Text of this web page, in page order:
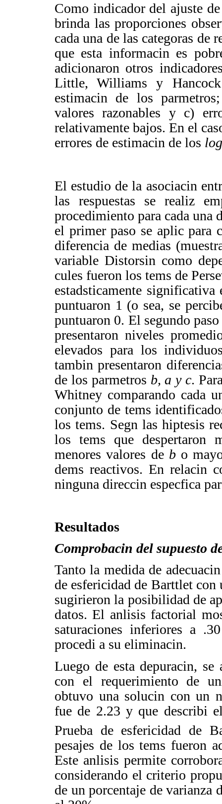
Como indicador del ajuste
brinda las proporciones
cada una de las categoras de
que esta informacin es
adicionaron otros
Little, Williams y
estimacin de los
valores razonables y c)
relativamente bajos. En el
errores de estimacin de los
El estudio de la asociacin
las respuestas se realiz
procedimiento para cada una
el primer paso se aplic para
diferencia de medias
variable Distorsin como
cules fueron los tems de
estadsticamente
puntuaron 1 (o sea, se
puntuaron 0. El segundo
presentaron niveles
elevados para los
tambin presentaron
de los parmetros b, a y c.
Whitney comparando cada
conjunto de tems
los tems. Segn las hiptesis
los tems que despertaron
menores valores de bo
dems reactivos. En relacin
ninguna direccin especfica
Resultados
Comprobacin del supuesto
Tanto la medida de
de esfericidad de Barttletcon
sugirieron la posibilidad de
datos. El anlisis factorial
saturaciones inferiores a
procedi a su eliminacin.
Luego de esta depuracin,
con el requerimiento de
obtuvo una solucin con un
fue de 2.23 y que describi
Prueba de esfericidad de
pesajes de los tems fueron
Este anlisis permite
considerando el criterio
de un porcentaje de varianza